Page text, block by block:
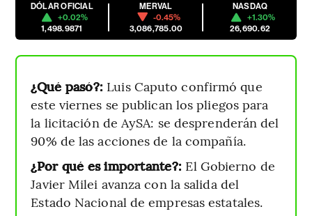
DÓLAR OFICIAL
+0.02%
1,498.9871
MERVAL
-0.45%
3,086,785.00
NASDAQ
+1.30%
26,690.62
¿Qué pasó?: Luis Caputo confirmó que
este viernes se publican los pliegos para
la licitación de AySA: se desprenderán del
90% de las acciones de la compañía.
¿Por qué es importante?: El Gobierno de
Javier Milei avanza con la salida del
Estado Nacional de empresas estatales.